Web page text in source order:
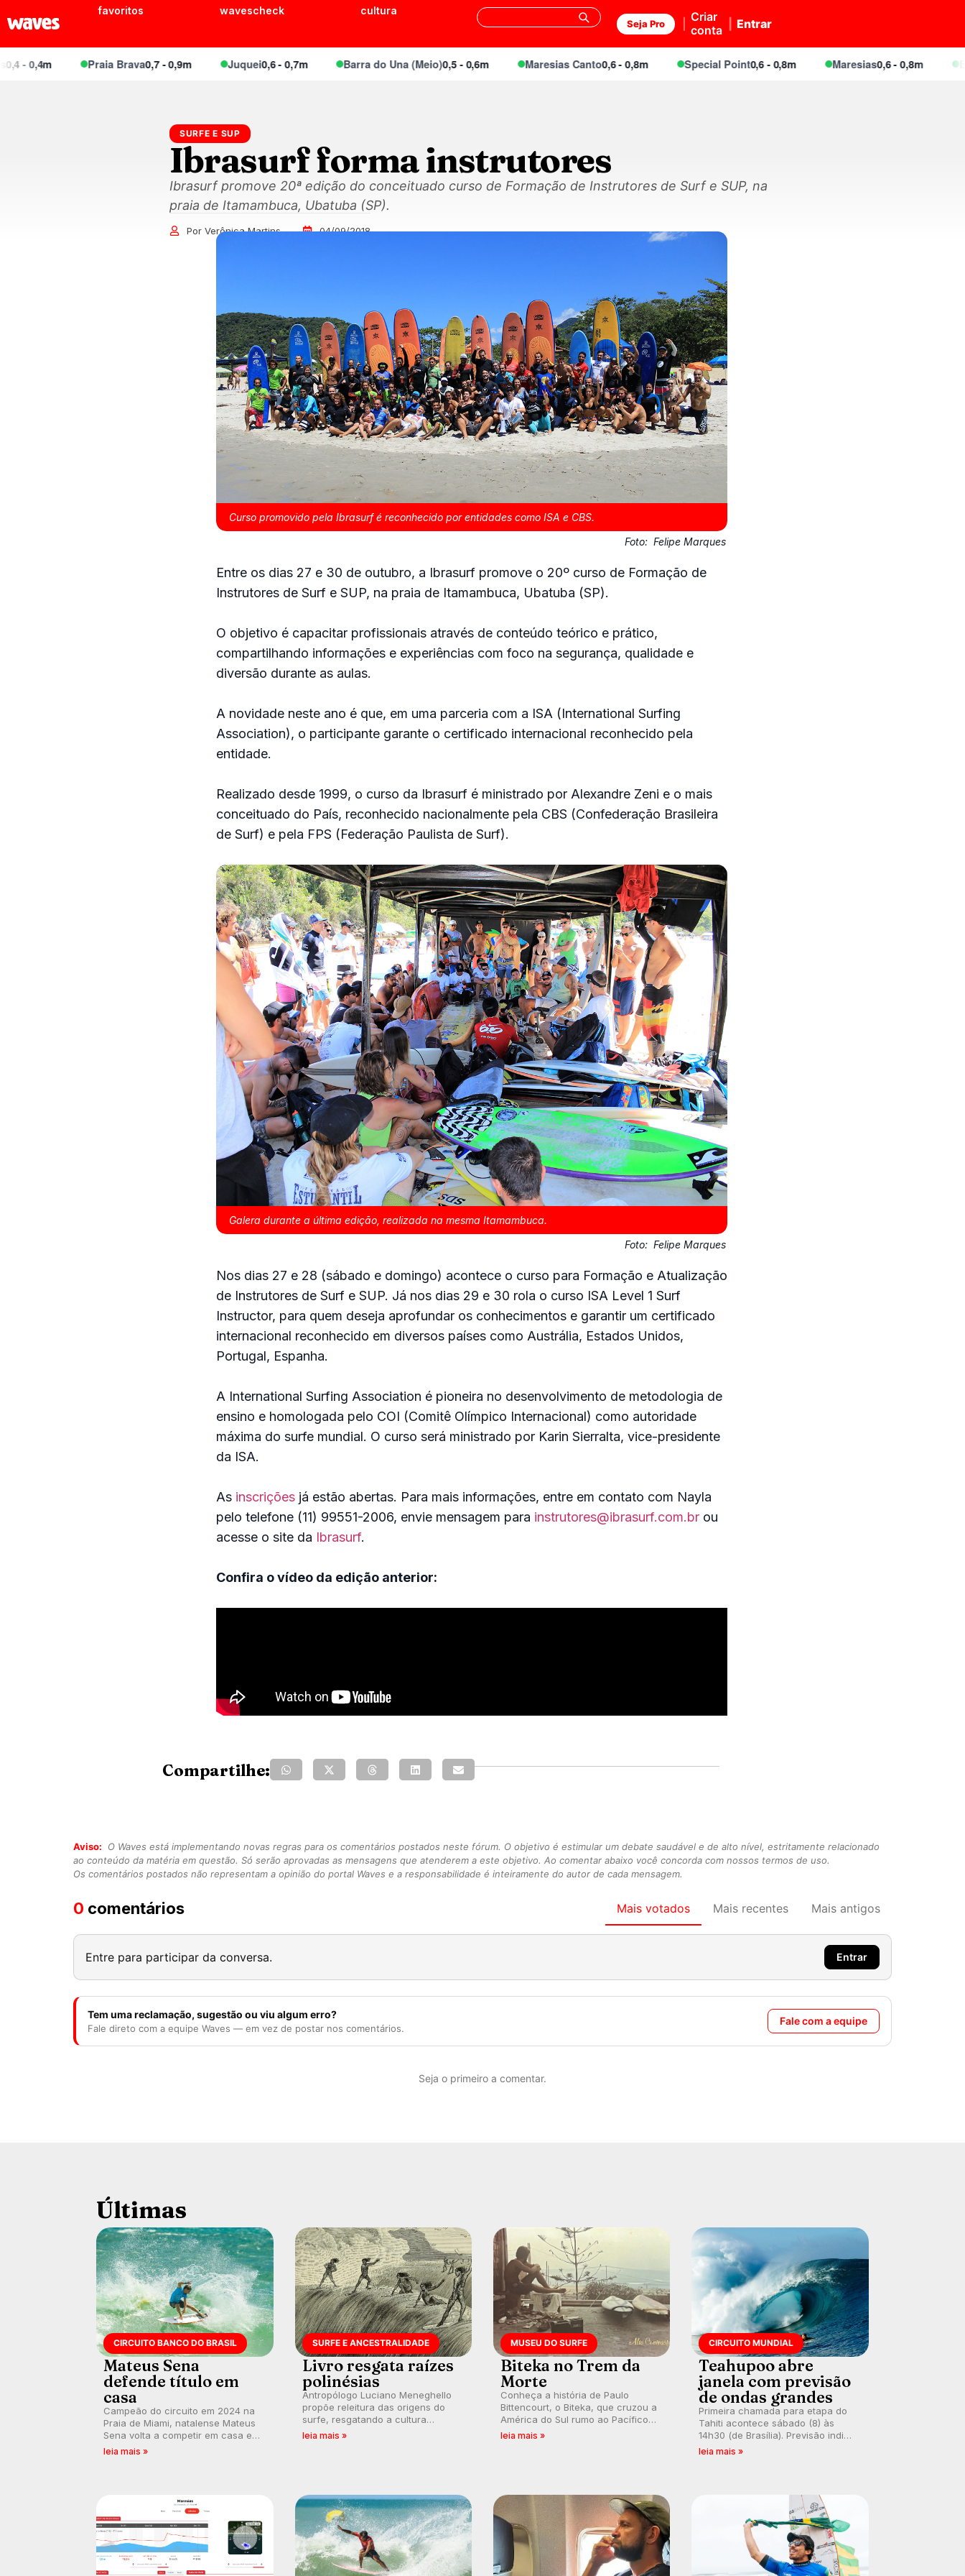
favoritos wavescheck cultura
Seja Pro
Criar
conta
Entrar
Praia Brava 0,7 - 0,9m Juquei0,6 - 0,7m Barra do Una (Meio)0,5 - 0,6m Maresias Canto0,6 - 0,8m Special Point0,6 - 0,8m Maresias0,6 - 0,8m
SURFE E SUP
Ibrasurf forma instrutores
Ibrasurf promove 20ª edição do conceituado curso de Formação de Instrutores de Surf e SUP, na
praia de Itamambuca, Ubatuba (SP).
Por Verônica Martins 04/09/2018
Curso promovido pela Ibrasurf é reconhecido por entidades como ISA e CBS.
Foto: Felipe Marques
Entre os dias 27 e 30 de outubro, a Ibrasurf promove o 20º curso de Formação de
Instrutores de Surf e SUP, na praia de Itamambuca, Ubatuba (SP).
O objetivo é capacitar profissionais através de conteúdo teórico e prático,
compartilhando informações e experiências com foco na segurança, qualidade e
diversão durante as aulas.
A novidade neste ano é que, em uma parceria com a ISA (International Surfing
Association), o participante garante o certificado internacional reconhecido pela
entidade.
Realizado desde 1999, o curso da Ibrasurf é ministrado por Alexandre Zeni e o mais
conceituado do País, reconhecido nacionalmente pela CBS (Confederação Brasileira
de Surf) e pela FPS (Federação Paulista de Surf).
Galera durante a última edição, realizada na mesma Itamambuca.
Foto: Felipe Marques
Nos dias 27 e 28 (sábado e domingo) acontece o curso para Formação e Atualização
de Instrutores de Surf e SUP. Já nos dias 29 e 30 rola o curso ISA Level 1 Surf
Instructor, para quem deseja aprofundar os conhecimentos e garantir um certificado
internacional reconhecido em diversos países como Austrália, Estados Unidos,
Portugal, Espanha.
A International Surfing Association é pioneira no desenvolvimento de metodologia de
ensino e homologada pelo COI (Comitê Olímpico Internacional) como autoridade
máxima do surfe mundial. O curso será ministrado por Karin Sierralta, vice-presidente
da ISA.
As inscriçõesjá estão abertas. Para mais informações, entre em contato com Nayla
pelo telefone (11) 99551-2006, envie mensagem para instrutores@ibrasurf.com.brou
acesse o site da Ibrasurf.
Confira o vídeo da edição anterior:
Compartilhe:
Aviso:
O Waves está implementando novas regras para os comentários postados neste fórum. O objetivo é estimular um debate saudável e de alto nível, estritamente relacionado
ao conteúdo da matéria em questão. Só serão aprovadas as mensagens que atenderem a este objetivo. Ao comentar abaixo você concorda com nossos termos de uso.
Os comentários postados não representam a opinião do portal Waves e a responsabilidade é inteiramente do autor de cada mensagem.
0 comentários Mais votados Mais recentes Mais antigos
Entre para participar da conversa. Entrar
Tem uma reclamação, sugestão ou viu algum erro?
Fale direto com a equipe Waves — em vez de postar nos comentários.
Fale com a equipe
Seja o primeiro a comentar.
Últimas
CIRCUITO BANCO DO BRASIL
Mateus Sena
defende título em
casa
Campeão do circuito em 2024 na
Praia de Miami, natalense Mateus
Sena volta a competir em casa em
busca de manter a hegemonia
leia mais »
SURFE E ANCESTRALIDADE
Livro resgata raízes
polinésias
Antropólogo Luciano Meneghello
propõe releitura das origens do
surfe, resgatando a cultura
polinésia e questionando a visão
leia mais »
MUSEU DO SURFE
Biteka no Trem da
Morte
Conheça a história de Paulo
Bittencourt, o Biteka, que cruzou a
América do Sul rumo ao Pacífico
em uma jornada que se tornou um
leia mais »
CIRCUITO MUNDIAL
Teahupoo abre
janela com previsão
de ondas grandes
Primeira chamada para etapa do
Tahiti acontece sábado (8) às
14h30 (de Brasília). Previsão indica
swell consistente. Medina
leia mais »